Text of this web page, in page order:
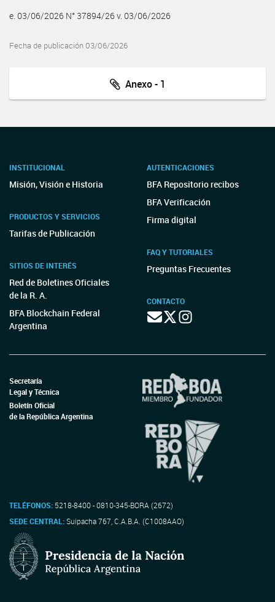
e. 03/06/2026 N° 37894/26 v. 03/06/2026
Fecha de publicación 03/06/2026
Anexo - 1
INSTITUCIONAL
Misión, Visión e Historia
PRODUCTOS Y SERVICIOS
Tarifas de Publicación
SITIOS DE INTERÉS
Red de Boletines Oficiales
de la R. A.
BFA Blockchain Federal
Argentina
AUTENTICACIONES
BFA Repositorio recibos
BFA Verificación
Firma digital
FAQ Y TUTORIALES
Preguntas Frecuentes
CONTACTO
Secretaría
Legal y Técnica
Boletín Oficial
de la República Argentina
TELÉFONOS: 5218-8400 - 0810-345-BORA (2672)
SEDE CENTRAL:Suipacha 767, C.A.B.A. (C1008AAO)